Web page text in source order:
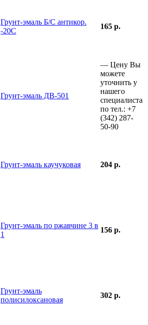
Грунт-эмаль Б/С антикор.
-20С
165 р.
Грунт-эмаль ДВ-501
— Цену Вы
можете
уточнить у
нашего
специалиста
по тел.: +7
(342) 287-
50-90
Грунт-эмаль каучуковая 204 р.
Грунт-эмаль по ржавчине 3 в
1
156 р.
Грунт-эмаль
полисилоксановая
302 р.